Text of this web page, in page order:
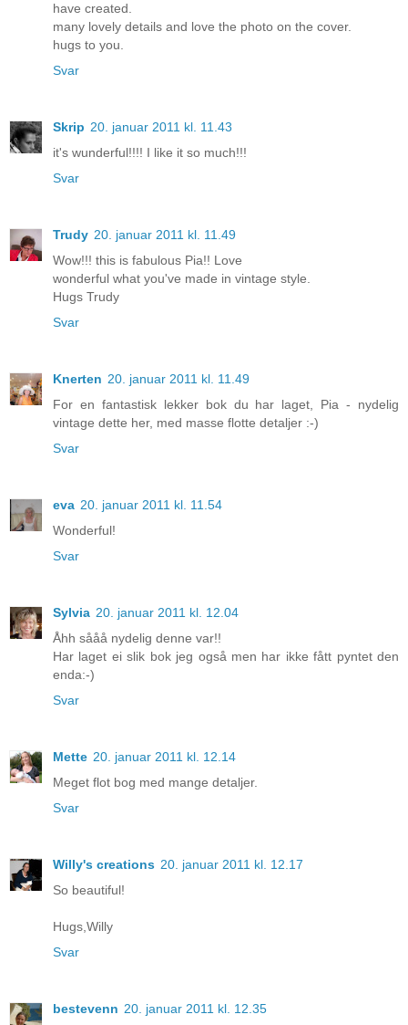
have created.
many lovely details and love the photo on the cover.
hugs to you.
Svar
Skrip 20. januar 2011 kl. 11.43
it's wunderful!!!! I like it so much!!!
Svar
Trudy 20. januar 2011 kl. 11.49
Wow!!! this is fabulous Pia!! Love
wonderful what you've made in vintage style.
Hugs Trudy
Svar
Knerten 20. januar 2011 kl. 11.49
For en fantastisk lekker bok du har laget, Pia - nydelig
vintage dette her, med masse flotte detaljer :-)
Svar
eva 20. januar 2011 kl. 11.54
Wonderful!
Svar
Sylvia 20. januar 2011 kl. 12.04
Åhh sååå nydelig denne var!!
Har laget ei slik bok jeg også men har ikke fått pyntet den
enda:-)
Svar
Mette 20. januar 2011 kl. 12.14
Meget flot bog med mange detaljer.
Svar
Willy's creations 20. januar 2011 kl. 12.17
So beautiful!
Hugs,Willy
Svar
bestevenn 20. januar 2011 kl. 12.35